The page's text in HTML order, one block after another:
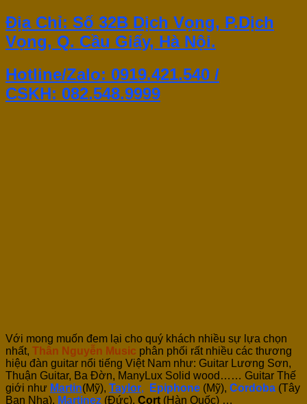
Địa Chỉ: Số 32B Dịch Vọng, P.Dịch
Vọng, Q. Cầu Giấy, Hà Nội.
Hotline/Zalo: 0919.421.540 /
CSKH: 082.548.9999
Với mong muốn đem lại cho quý khách nhiều sự lựa chọn
nhất, Thân Nguyễn Music phân phối rất nhiều các thương
hiệu đàn guitar nổi tiếng Việt Nam như: Guitar Lương Sơn,
Thuận Guitar, Ba Đờn, ManyLux Solid wood…… Guitar Thế
giới như Martin(Mỹ), Taylor, Epiphone (Mỹ), Cordoba (Tây
Ban Nha), Martinez (Đức), Cort (Hàn Quốc) …